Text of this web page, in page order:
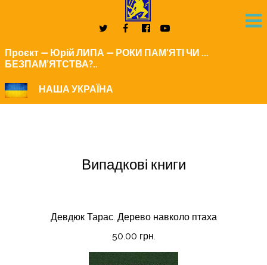
Проєкт — Юрій ЛИПА — РОКИ ПАМ'ЯТІ ЧИ ...
БЕЗПАМ’ЯТСТВА?..
НАША УКРАЇНА
Випадкові книги
Девдюк Тарас. Дерево навколо птаха
50.00 грн.